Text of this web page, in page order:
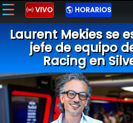
VIVO HORARIOS
Laurent Mekies se
jefe de equipo
Racing en